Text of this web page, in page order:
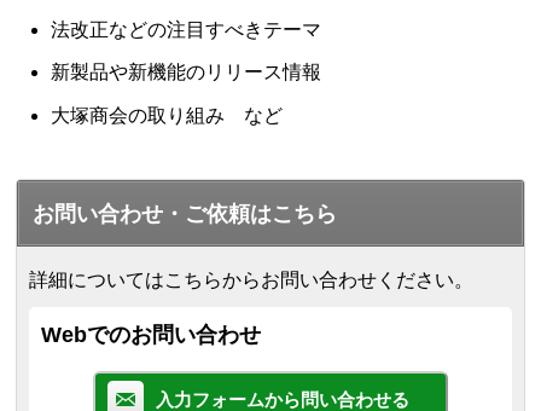
法改正などの注目すべきテーマ
新製品や新機能のリリース情報
大塚商会の取り組み など
お問い合わせ・ご依頼はこちら
詳細についてはこちらからお問い合わせください。
Webでのお問い合わせ
入力フォームから問い合わせる